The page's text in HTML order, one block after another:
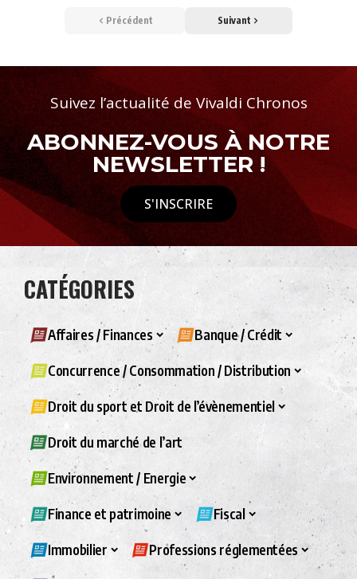
Précédent Suivant
Suivez l’actualité de Vivaldi Chronos
ABONNEZ-VOUS À NOTRE
NEWSLETTER !
S'INSCRIRE
CATÉGORIES
Affaires / Finances Banque / Crédit
Concurrence / Consommation / Distribution
Droit du sport et Droit de l’évènementiel
Droit du marché de l’art
Environnement / Energie
Finance et patrimoine Fiscal
Immobilier Professions réglementées